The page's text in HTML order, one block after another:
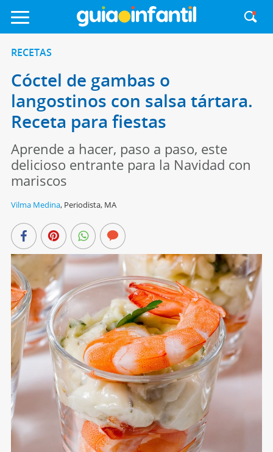
RECETAS
Cóctel de gambas o
langostinos con salsa tártara.
Receta para fiestas
Aprende a hacer, paso a paso, este
delicioso entrante para la Navidad con
mariscos
Vilma Medina, Periodista, MA